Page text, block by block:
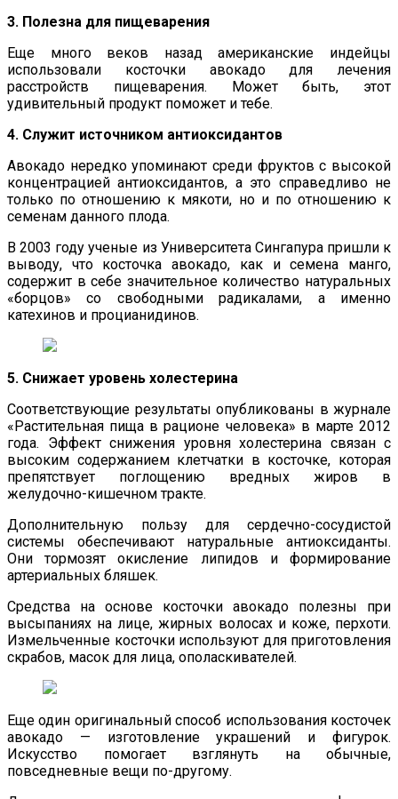
3. Полезна для пищеварения
Еще много веков назад американские индейцы
использовали косточки авокадо для лечения
расстройств пищеварения. Может быть, этот
удивительный продукт поможет и тебе.
4. Служит источником антиоксидантов
Авокадо нередко упоминают среди фруктов с высокой
концентрацией антиоксидантов, а это справедливо не
только по отношению к мякоти, но и по отношению к
семенам данного плода.
В 2003 году ученые из Университета Сингапура пришли к
выводу, что косточка авокадо, как и семена манго,
содержит в себе значительное количество натуральных
«борцов» со свободными радикалами, а именно
катехинов и процианидинов.
5. Снижает уровень холестерина
Соответствующие результаты опубликованы в журнале
«Растительная пища в рационе человека» в марте 2012
года. Эффект снижения уровня холестерина связан с
высоким содержанием клетчатки в косточке, которая
препятствует поглощению вредных жиров в
желудочно-кишечном тракте.
Дополнительную пользу для сердечно-сосудистой
системы обеспечивают натуральные антиоксиданты.
Они тормозят окисление липидов и формирование
артериальных бляшек.
Средства на основе косточки авокадо полезны при
высыпаниях на лице, жирных волосах и коже, перхоти.
Измельченные косточки используют для приготовления
скрабов, масок для лица, ополаскивателей.
Еще один оригинальный способ использования косточек
авокадо — изготовление украшений и фигурок.
Искусство помогает взглянуть на обычные,
повседневные вещи по-другому.